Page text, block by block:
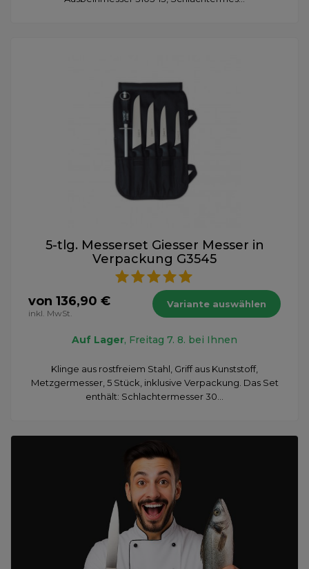
5-tlg. Messerset Giesser Messer in
Verpackung G3545
von 136,90 €
inkl. MwSt.
Variante auswählen
Auf Lager, Freitag 7. 8. bei Ihnen
Klinge aus rostfreiem Stahl, Griff aus Kunststoff,
Metzgermesser, 5 Stück, inklusive Verpackung. Das Set
enthält: Schlachtermesser 30...